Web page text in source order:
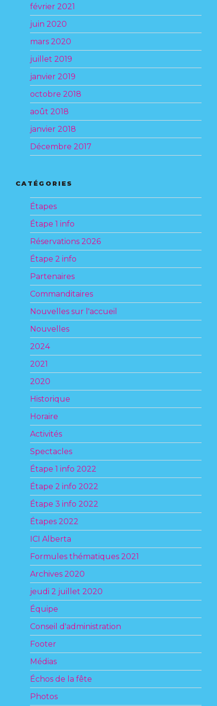
février 2021
juin 2020
mars 2020
juillet 2019
janvier 2019
octobre 2018
août 2018
janvier 2018
Décembre 2017
CATÉGORIES
Étapes
Étape 1 info
Réservations 2026
Étape 2 info
Partenaires
Commanditaires
Nouvelles sur l'accueil
Nouvelles
2024
2021
2020
Historique
Horaire
Activités
Spectacles
Étape 1 info 2022
Étape 2 info 2022
Étape 3 info 2022
Étapes 2022
ICI Alberta
Formules thématiques 2021
Archives 2020
jeudi 2 juillet 2020
Équipe
Conseil d'administration
Footer
Médias
Échos de la fête
Photos